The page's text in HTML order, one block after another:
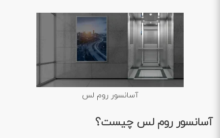
آسانسور روم لس
آسانسور روم لس چیست؟